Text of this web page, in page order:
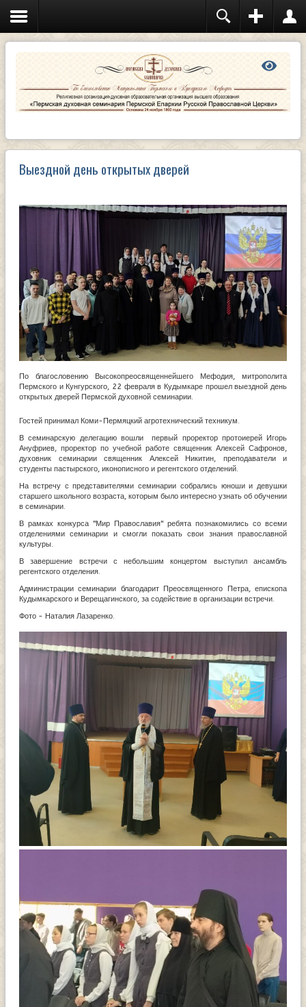
Выездной день открытых дверей
По благословению Высокопреосвященнейшего Мефодия, митрополита
Пермского и Кунгурского, 22 февраля в Кудымкаре прошел выездной день
открытых дверей Пермской духовной семинарии.
Гостей принимал Коми-Пермяцкий агротехнический техникум.
В семинарскую делегацию вошли первый проректор протоиерей Игорь
Ануфриев, проректор по учебной работе священник Алексей Сафронов,
духовник семинарии священник Алексей Никитин, преподаватели и
студенты пастырского, иконописного и регентского отделений.
На встречу с представителями семинарии собрались юноши и девушки
старшего школьного возраста, которым было интересно узнать об обучении
в семинарии.
В рамках конкурса "Мир Православия" ребята познакомились со всеми
отделениями семинарии и смогли показать свои знания православной
культуры.
В завершение встречи с небольшим концертом выступил ансамбль
регентского отделения.
Администрации семинарии благодарит Преосвященного Петра, епископа
Кудымкарского и Верещагинского, за содействие в организации встречи.
Фото - Наталия Лазаренко.